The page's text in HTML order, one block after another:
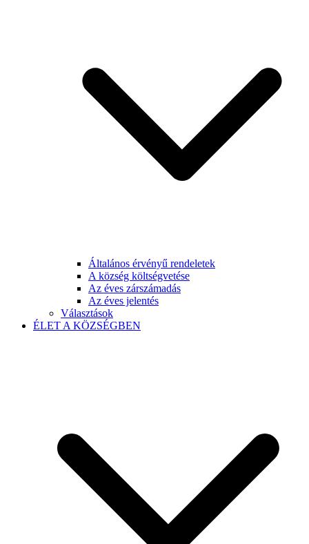
Általános érvényű rendeletek
A község költségvetése
Az éves zárszámadás
Az éves jelentés
Választások
ÉLET A KÖZSÉGBEN